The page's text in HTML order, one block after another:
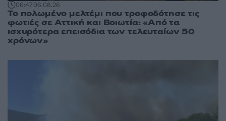
06:4706.08.26
Το πολωμένο μελτέμι που τροφοδότησε τις
φωτιές σε Αττική και Βοιωτία: «Από τα
ισχυρότερα επεισόδια των τελευταίων 50
χρόνων»